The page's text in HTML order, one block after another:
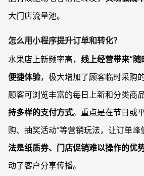
大门店流量池。
怎么用小程序提升订单和转化？
水果店上新频率高， 线上经营带来“
便捷体验，极大增加了顾客临时采购
顾客可浏览丰富的每日上新和分类商品
持多样的支付方式。重点是在节日或
购、抽奖活动”等营销玩法，让订单峰
法是纸质券、门店促销难以操作的优
动了客户分享传播。